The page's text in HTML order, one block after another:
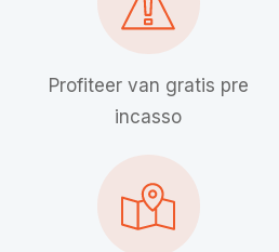
Profiteer van gratis pre
incasso